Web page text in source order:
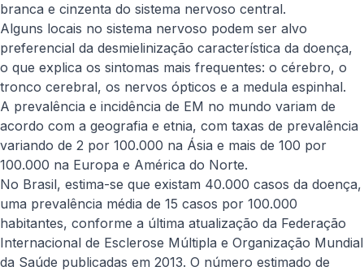
branca e cinzenta do sistema nervoso central.
Alguns locais no sistema nervoso podem ser alvo
preferencial da desmielinização característica da doença,
o que explica os sintomas mais frequentes: o cérebro, o
tronco cerebral, os nervos ópticos e a medula espinhal.
A prevalência e incidência de EM no mundo variam de
acordo com a geografia e etnia, com taxas de prevalência
variando de 2 por 100.000 na Ásia e mais de 100 por
100.000 na Europa e América do Norte.
No Brasil, estima-se que existam 40.000 casos da doença,
uma prevalência média de 15 casos por 100.000
habitantes, conforme a última atualização da Federação
Internacional de Esclerose Múltipla e Organização Mundial
da Saúde publicadas em 2013. O número estimado de